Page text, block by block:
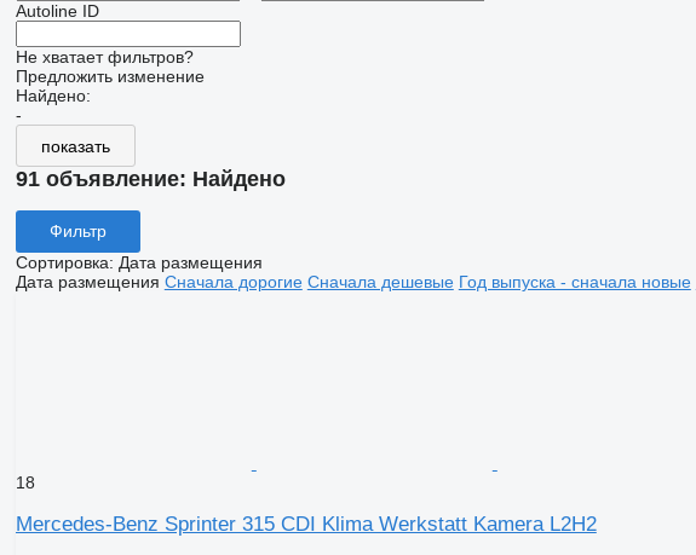
Autoline ID
Не хватает фильтров?
Предложить изменение
Найдено:
-
показать
91 объявление: Найдено
Фильтр
Сортировка: Дата размещения
Дата размещения Сначала дорогие Сначала дешевые Год выпуска - сначала новые
18
Mercedes-Benz Sprinter 315 CDI Klima Werkstatt Kamera L2H2